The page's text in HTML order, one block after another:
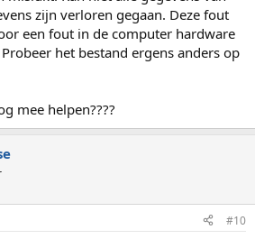
zijn verloren gegaan. Deze fout
een fout in de computer hardware
het bestand ergens anders op
mee helpen????
#10